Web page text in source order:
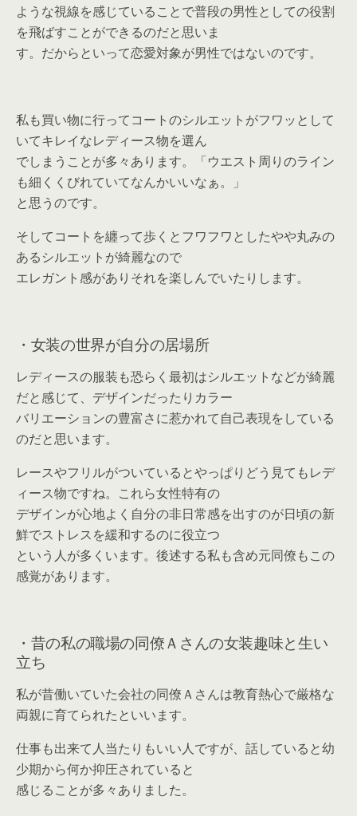
ような視線を感じていることで普段の男性としての役割
を飛ばすことができるのだと思いま
す。だからといって恋愛対象が男性ではないのです。
私も買い物に行ってコートのシルエットがフワッとして
いてキレイなレディース物を選ん
でしまうことが多々あります。「ウエスト周りのライン
も細くくびれていてなんかいいなぁ。」
と思うのです。
そしてコートを纏って歩くとフワフワとしたやや丸みの
あるシルエットが綺麗なので
エレガント感がありそれを楽しんでいたりします。
・女装の世界が自分の居場所
レディースの服装も恐らく最初はシルエットなどが綺麗
だと感じて、デザインだったりカラー
バリエーションの豊富さに惹かれて自己表現をしている
のだと思います。
レースやフリルがついているとやっぱりどう見てもレデ
ィース物ですね。これら女性特有の
デザインが心地よく自分の非日常感を出すのが日頃の新
鮮でストレスを緩和するのに役立つ
という人が多くいます。後述する私も含め元同僚もこの
感覚があります。
・昔の私の職場の同僚Ａさんの女装趣味と生い
立ち
私が昔働いていた会社の同僚Ａさんは教育熱心で厳格な
両親に育てられたといいます。
仕事も出来て人当たりもいい人ですが、話していると幼
少期から何か抑圧されていると
感じることが多々ありました。